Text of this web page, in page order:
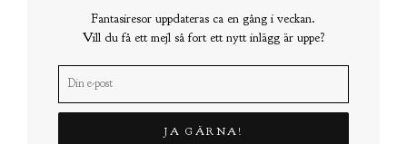
Fantasiresor uppdateras ca en gång i veckan.
Vill du få ett mejl så fort ett nytt inlägg är uppe?